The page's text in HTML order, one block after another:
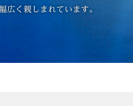
広く親しまれています。